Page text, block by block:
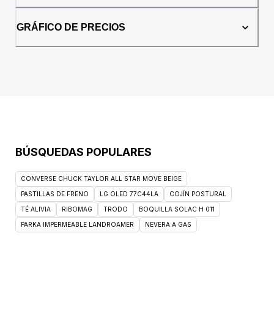
GRÁFICO DE PRECIOS
BÚSQUEDAS POPULARES
CONVERSE CHUCK TAYLOR ALL STAR MOVE BEIGE
PASTILLAS DE FRENO LG OLED 77C44LA COJÍN POSTURAL
TÉ ALIVIA RIBOMAG TRODO BOQUILLA SOLAC H 011
PARKA IMPERMEABLE LANDROAMER NEVERA A GAS